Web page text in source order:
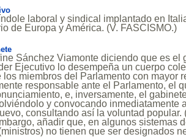
laboral y sindical implantado en
de Europa y América. (V. FASCISMO.)
Sánchez Viamonte diciendo que es el
Ejecutivo lo desempeña un cuerpo
los miembros del Parlamento con mayor
responsable ante el Parlamento, el
e, inversamente, el
y convocando inmediatamente
consultando así la voluntad popular.
añadir que, en algunos sistemas
no tienen que ser designados